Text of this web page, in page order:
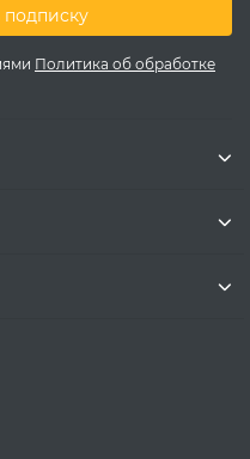
Политика об обработке